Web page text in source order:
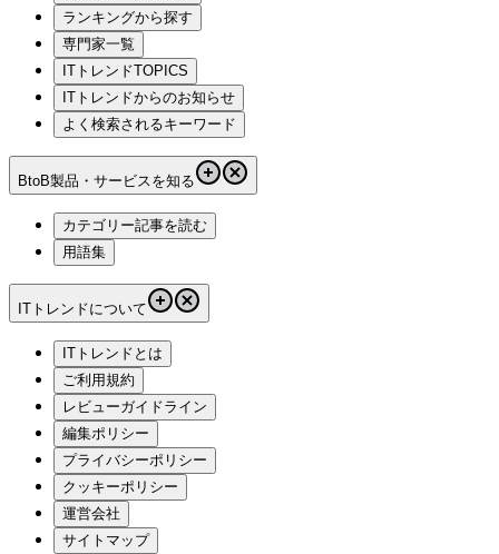
ランキングから探す
専門家一覧
ITトレンドTOPICS
ITトレンドからのお知らせ
よく検索されるキーワード
BtoB製品・サービスを知る
カテゴリー記事を読む
用語集
ITトレンドについて
ITトレンドとは
ご利用規約
レビューガイドライン
編集ポリシー
プライバシーポリシー
クッキーポリシー
運営会社
サイトマップ